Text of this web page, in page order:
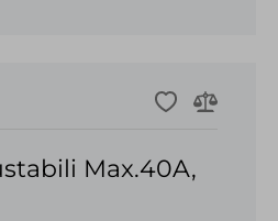
Max.40A,